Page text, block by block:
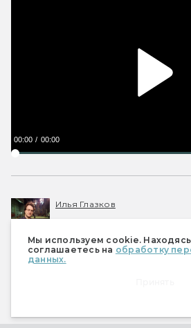
Мы используем cookie.
соглашаетесь на обработку
данных.
00:00 00:00
Илья Глазков
Республики. Защитил
Киновселенной Marvel.